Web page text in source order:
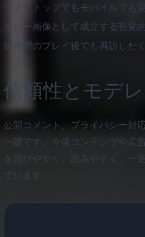
デスクトップでもモバイルでも
カバー画像として成立する視覚
短時間のプレイ後でも再訪した
信頼性とモデ
公開コメント、プライバシー対
一部です。今後コンテンツや広
を遊びやすく、読みやすく、一
ています。